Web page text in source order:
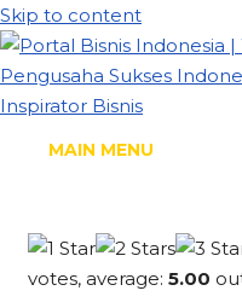
Skip to content
MAIN MENU
votes, average:5.00